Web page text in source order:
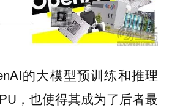
的大模型预训练和推理
，也使得其成为了后者最